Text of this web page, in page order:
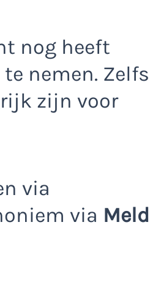
nog heeft
nemen. Zelfs
zijn voor
via
via Meld